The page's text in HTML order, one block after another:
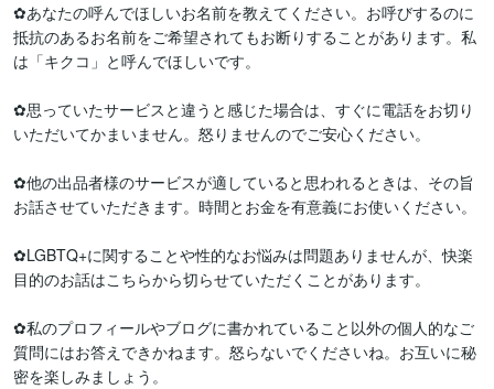
✿あなたの呼んでほしいお名前を教えてください。お呼びするのに
抵抗のあるお名前をご希望されてもお断りすることがあります。私
は「キクコ」と呼んでほしいです。
✿思っていたサービスと違うと感じた場合は、すぐに電話をお切り
いただいてかまいません。怒りませんのでご安心ください。
✿他の出品者様のサービスが適していると思われるときは、その旨
お話させていただきます。時間とお金を有意義にお使いください。
✿LGBTQ+に関することや性的なお悩みは問題ありませんが、快楽
目的のお話はこちらから切らせていただくことがあります。
✿私のプロフィールやブログに書かれていること以外の個人的なご
質問にはお答えできかねます。怒らないでくださいね。お互いに秘
密を楽しみましょう。